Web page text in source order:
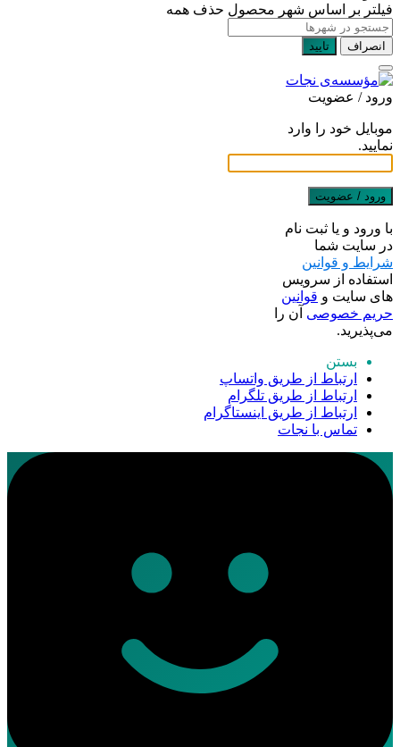
فیلتر بر اساس شهر محصول حذف همه
انصراف تایید
ورود / عضویت
موبایل خود را وارد
نمایید.
ورود / عضویت
با ورود و یا ثبت نام
در سایت شما
شرایط و قوانین
استفاده از سرویس
های سایت و قوانین
حریم خصوصی آن را
می‌پذیرید.
بستن
ارتباط از طریق واتساپ
ارتباط از طریق تلگرام
ارتباط از طریق اینستاگرام
تماس با نجات